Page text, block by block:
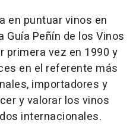
en puntuar vinos en
Guía Peñín de los Vinos
primera vez en 1990 y
en el referente más
importadores y
y valorar los vinos
internacionales.